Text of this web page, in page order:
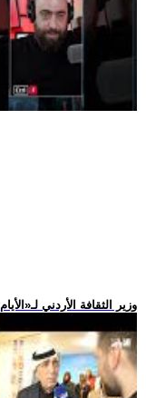
.. وزير الثقافة الأردني